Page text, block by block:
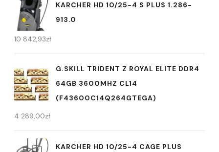
KARCHER HD 10/25-4 S PLUS 1.286-
913.0
10 842,93zł
G.SKILL TRIDENT Z ROYAL ELITE DDR4
64GB 3600MHZ CL14
(F43600C14Q264GTEGA)
4 289,00zł
KARCHER HD 10/25-4 CAGE PLUS